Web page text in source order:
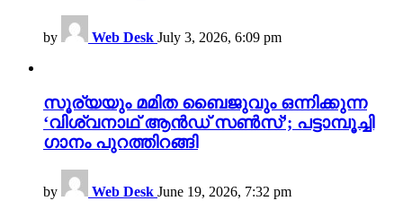
by Web Desk July 3, 2026, 6:09 pm
സൂര്യയും മമിത ബൈജുവും ഒന്നിക്കുന്ന
‘വിശ്വനാഥ് ആൻഡ് സൺസ്’; പട്ടാമ്പൂച്ചി
ഗാനം പുറത്തിറങ്ങി
by Web Desk June 19, 2026, 7:32 pm